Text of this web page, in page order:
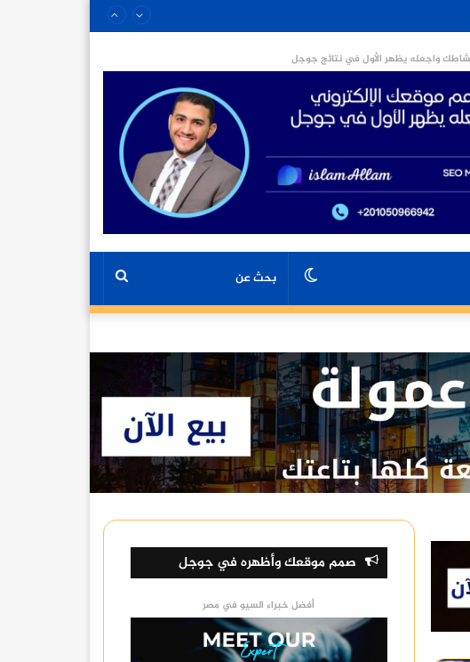
واجعله يظهر الأول في نتائج جوجل
الوضع
صمم موقعك وأظهره في جوجل
أفضل خبراء السيو في مصر